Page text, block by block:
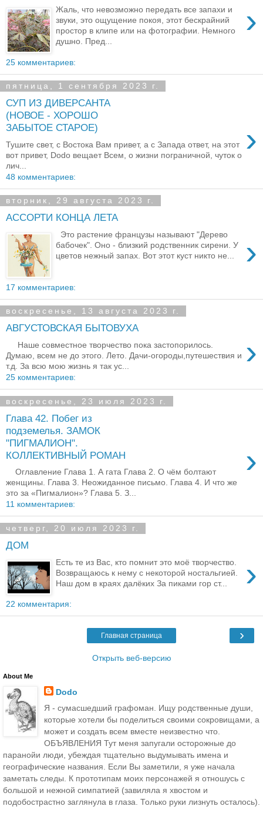
›
Жаль, что невозможно передать все запахи и
звуки, это ощущение покоя, этот бескрайний
простор в клипе или на фотографии. Немного
душно. Пред...
25 комментариев:
пятница, 1 сентября 2023 г.
СУП ИЗ ДИВЕРСАНТА
(НОВОЕ - ХОРОШО
ЗАБЫТОЕ СТАРОЕ)
›
Тушите свет, с Востока Вам привет, а с Запада ответ, на этот
вот привет, Dodo вещает Всем, о жизни пограничной, чуток о
лич...
48 комментариев:
вторник, 29 августа 2023 г.
АССОРТИ КОНЦА ЛЕТА
›
Это растение французы называют "Дерево
бабочек". Оно - близкий родственник сирени. У
цветов нежный запах. Вот этот куст никто не...
17 комментариев:
воскресенье, 13 августа 2023 г.
АВГУСТОВСКАЯ БЫТОВУХА
›
Наше совместное творчество пока застопорилось.
Думаю, всем не до этого. Лето. Дачи-огороды,путешествия и
т.д. За всю мою жизнь я так ус...
25 комментариев:
воскресенье, 23 июля 2023 г.
Глава 42. Побег из
подземелья. ЗАМОК
"ПИГМАЛИОН".
КОЛЛЕКТИВНЫЙ РОМАН
›
Оглавление Глава 1. А гата Глава 2. О чём болтают
женщины. Глава 3. Неожиданное письмо. Глава 4. И что же
это за «Пигмалион»? Глава 5. З...
11 комментариев:
четверг, 20 июля 2023 г.
ДОМ
›
Есть те из Вас, кто помнит это моё творчество.
Возвращаюсь к нему с некоторой ностальгией.
Наш дом в краях далёких За пиками гор ст...
22 комментария:
›
Главная страница
Открыть веб-версию
About Me
Dodo
Я - сумасшедший графоман. Ищу родственные души,
которые хотели бы поделиться своими сокровищами, а
может и создать всем вместе неизвестно что.
ОБЪЯВЛЕНИЯ Тут меня запугали осторожные до
паранойи люди, убеждая тщательно выдумывать имена и
географические названия. Если Вы заметили, я уже начала
заметать следы. К прототипам моих персонажей я отношусь с
большой и нежной симпатией (завиляла я хвостом и
подобострастно заглянула в глаза. Только руки лизнуть осталось).